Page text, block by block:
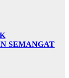
SEMANGAT